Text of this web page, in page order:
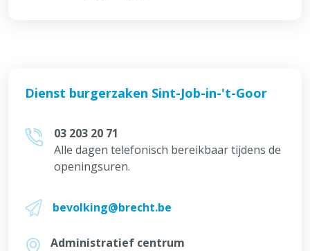
Dienst burgerzaken Sint-Job-in-'t-Goor
03 203 20 71
Alle dagen telefonisch bereikbaar tijdens de
openingsuren.
bevolking@brecht.be
Administratief centrum